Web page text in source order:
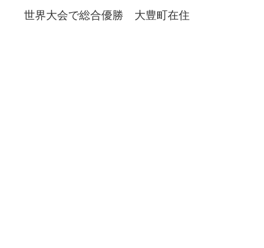
世界大会で総合優勝 大豊町在住